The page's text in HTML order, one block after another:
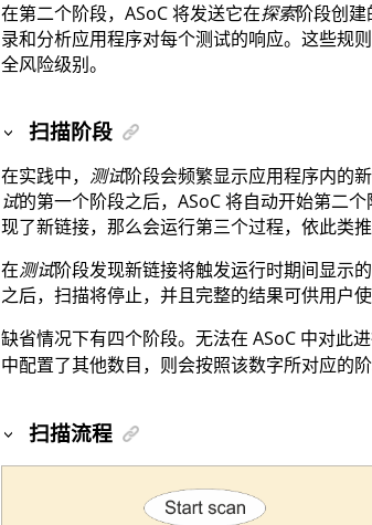
在第二个阶段， ASoC将发送它在探索阶段创建
录和分析应用程序对每个测试的响应。这些规
全风险级别。
扫描阶段
在实践中， 测试阶段会频繁显示应用程序内的
试的第一个阶段之后， ASoC将自动开始第二个
现了新链接，那么会运行第三个过程，依此类推
在测试阶段发现新链接将触发运行时期间显示
之后，扫描将停止，并且完整的结果可供用户使
缺省情况下有四个阶段。无法在 ASoC中对此
中配置了其他数目，则会按照该数字所对应的阶
扫描流程